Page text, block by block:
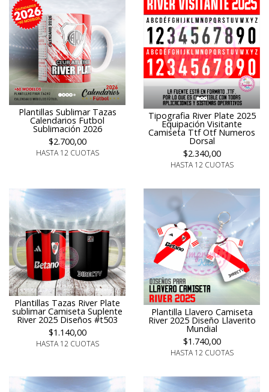
Plantillas Sublimar Tazas
Calendarios Futbol
Sublimación 2026
$2.700,00
HASTA 12 CUOTAS
Tipografia River Plate 2025
Equipación Visitante
Camiseta Ttf Otf Numeros
Dorsal
$2.340,00
HASTA 12 CUOTAS
Plantillas Tazas River Plate
sublimar Camiseta Suplente
River 2025 Diseños #t503
$1.140,00
HASTA 12 CUOTAS
Plantilla Llavero Camiseta
River 2025 Diseño Llaverito
Mundial
$1.740,00
HASTA 12 CUOTAS